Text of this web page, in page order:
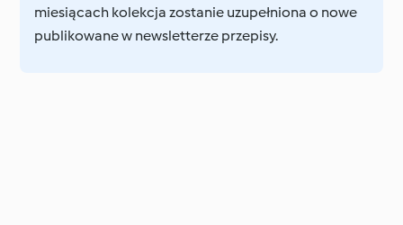
miesiącach kolekcja zostanie uzupełniona o nowe
publikowane w newsletterze przepisy.